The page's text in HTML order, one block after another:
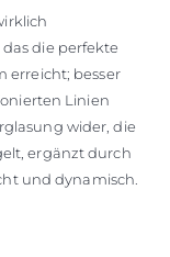
die perfekte
erreicht; besser
Linien
wider, die
ergänzt durch
und dynamisch.